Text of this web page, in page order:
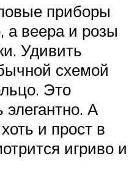
приборы
а веера и розы
Удивить
схемой
Это
элегантно. А
и прост в
игриво и